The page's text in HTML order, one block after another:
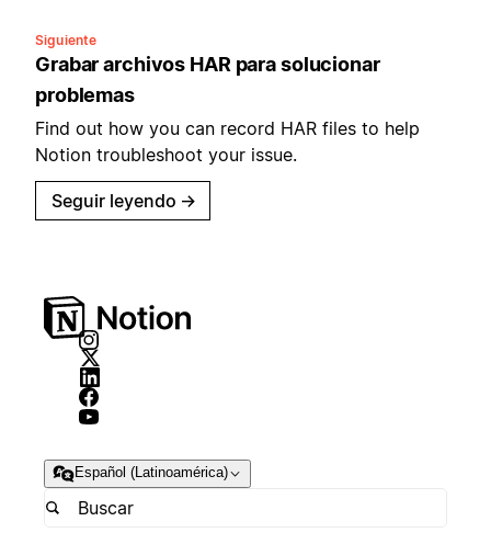
Siguiente
Grabar archivos HAR para solucionar
problemas
Find out how you can record HAR files to help
Notion troubleshoot your issue.
Seguir leyendo →
Español (Latinoamérica)